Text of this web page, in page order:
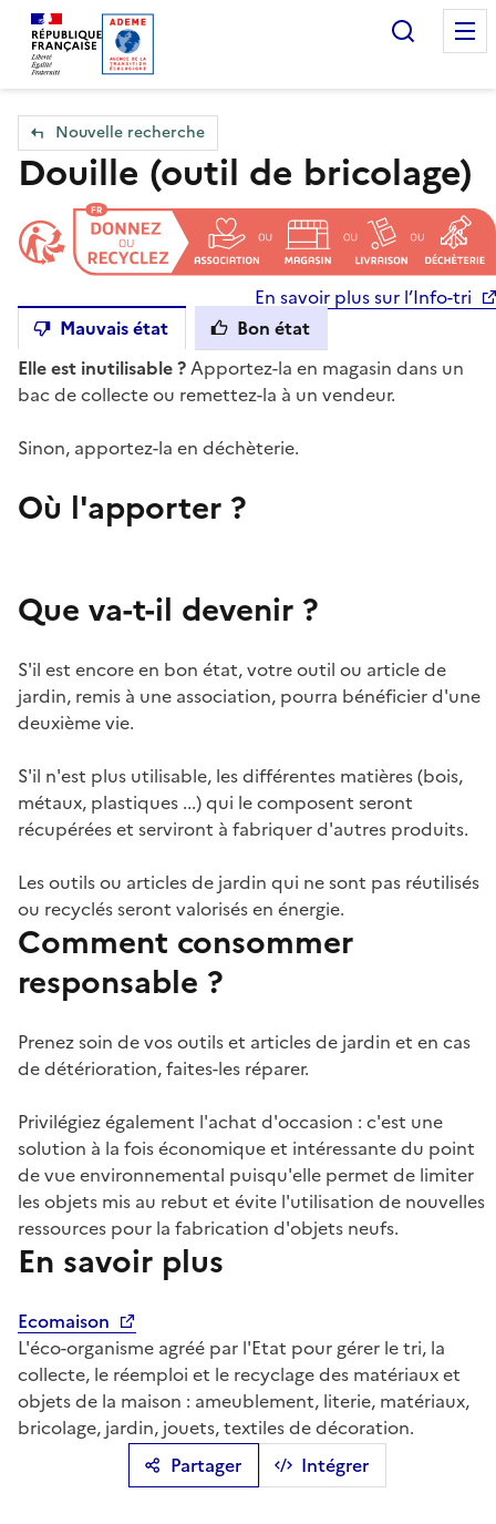
Accueil — Que Faire de mes objets & déchets
Nouvelle recherche
Douille (outil de bricolage)
En savoir plus sur l’Info-tri
Partager Intégrer
Mauvais état
Bon état
Elle est inutilisable ?Apportez-la en magasin dans un
bac de collecte ou remettez-la à un vendeur.
Sinon, apportez-la en déchèterie.
Où l'apporter ?
Que va-t-il devenir ?
S'il est encore en bon état, votre outil ou article de
jardin, remis à une association, pourra bénéficier d'une
deuxième vie.
S'il n'est plus utilisable, les différentes matières (bois,
métaux, plastiques ...) qui le composent seront
récupérées et serviront à fabriquer d'autres produits.
Les outils ou articles de jardin qui ne sont pas réutilisés
ou recyclés seront valorisés en énergie.
Comment consommer
responsable ?
Prenez soin de vos outils et articles de jardin et en cas
de détérioration, faites-les réparer.
Privilégiez également l'achat d'occasion : c'est une
solution à la fois économique et intéressante du point
de vue environnemental puisqu'elle permet de limiter
les objets mis au rebut et évite l'utilisation de nouvelles
ressources pour la fabrication d'objets neufs.
En savoir plus
Ecomaison
L'éco-organisme agréé par l'Etat pour gérer le tri, la
collecte, le réemploi et le recyclage des matériaux et
objets de la maison : ameublement, literie, matériaux,
bricolage, jardin, jouets, textiles de décoration.